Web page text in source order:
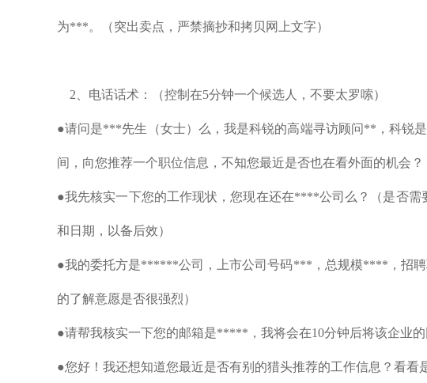
为***。（突出卖点，严禁摘抄和拷贝网上文字）
2、电话话术：（控制在5分钟一个候选人，不要太罗嗦）
●请问是***先生（女士）么，我是科锐的高端寻访顾问**，科锐
间，向您推荐一个职位信息，不知您最近是否也在看外面的机会？
●我先核实一下您的工作现状，您现在还在****公司么？（是否
和日期，以备后效）
●我的委托方是******公司，上市公司号码***，总规模****，招
的了解意愿是否很强烈）
●请帮我核实一下您的邮箱是*****，我将会在10分钟后将该企业
●您好！我还想知道您最近是否有别的猎头推荐的工作信息？看看